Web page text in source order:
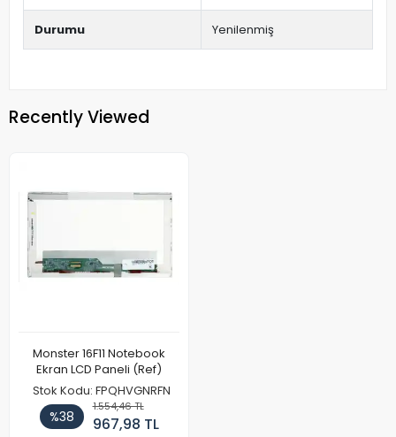
Durumu Yenilenmiş
Recently Viewed
Monster 16F11 Notebook
Ekran LCD Paneli (Ref)
Stok Kodu: FPQHVGNRFN
%38
1.554,46 TL
967,98 TL